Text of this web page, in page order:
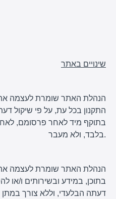
שינויים באתר
התקנון בכל עת, על פי שיקול
בתוקף מיד לאחר פרסומם,
בלבד, ולא מעבר.
בתוכן, במידע ובשירותים ו/או
דעתה הבלעדי, וללא צורך